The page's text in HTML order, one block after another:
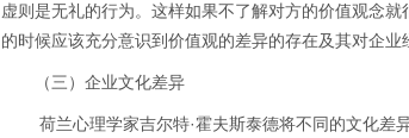
虚则是无礼的行为。这样如果不了解对方的价值观念
的时候应该充分意识到价值观的差异的存在及其对企业
（三）企业文化差异
荷兰心理学家吉尔特·霍夫斯泰德将不同的文化差异